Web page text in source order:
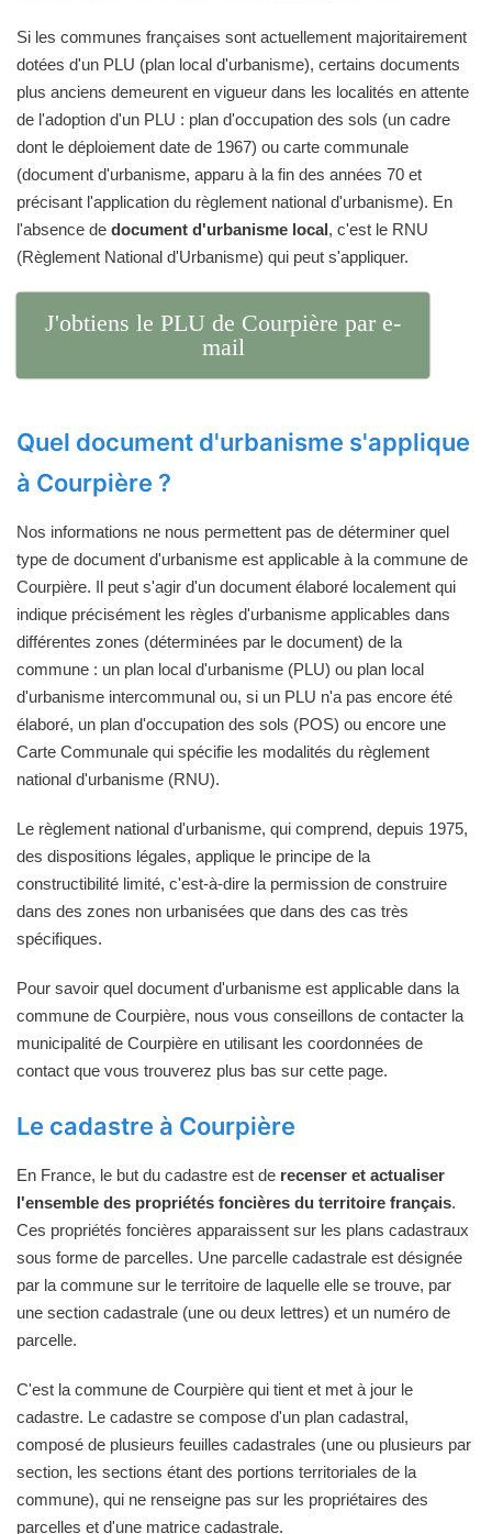
Si les communes françaises sont actuellement majoritairement
dotées d'un PLU (plan local d'urbanisme), certains documents
plus anciens demeurent en vigueur dans les localités en attente
de l'adoption d'un PLU : plan d'occupation des sols (un cadre
dont le déploiement date de 1967) ou carte communale
(document d'urbanisme, apparu à la fin des années 70 et
précisant l'application du règlement national d'urbanisme). En
l'absence de document d'urbanisme local, c'est le RNU
(Règlement National d'Urbanisme) qui peut s'appliquer.
J'obtiens le PLU de Courpière par e-
mail
Quel document d'urbanisme s'applique
à Courpière ?
Nos informations ne nous permettent pas de déterminer quel
type de document d'urbanisme est applicable à la commune de
Courpière. Il peut s'agir d'un document élaboré localement qui
indique précisément les règles d'urbanisme applicables dans
différentes zones (déterminées par le document) de la
commune : un plan local d'urbanisme (PLU) ou plan local
d'urbanisme intercommunal ou, si un PLU n'a pas encore été
élaboré, un plan d'occupation des sols (POS) ou encore une
Carte Communale qui spécifie les modalités du règlement
national d'urbanisme (RNU).
Le règlement national d'urbanisme, qui comprend, depuis 1975,
des dispositions légales, applique le principe de la
constructibilité limité, c'est-à-dire la permission de construire
dans des zones non urbanisées que dans des cas très
spécifiques.
Pour savoir quel document d'urbanisme est applicable dans la
commune de Courpière, nous vous conseillons de contacter la
municipalité de Courpière en utilisant les coordonnées de
contact que vous trouverez plus bas sur cette page.
Le cadastre à Courpière
En France, le but du cadastre est de recenser et actualiser
l'ensemble des propriétés foncières du territoire français.
Ces propriétés foncières apparaissent sur les plans cadastraux
sous forme de parcelles. Une parcelle cadastrale est désignée
par la commune sur le territoire de laquelle elle se trouve, par
une section cadastrale (une ou deux lettres) et un numéro de
parcelle.
C'est la commune de Courpière qui tient et met à jour le
cadastre. Le cadastre se compose d'un plan cadastral,
composé de plusieurs feuilles cadastrales (une ou plusieurs par
section, les sections étant des portions territoriales de la
commune), qui ne renseigne pas sur les propriétaires des
parcelles et d'une matrice cadastrale.